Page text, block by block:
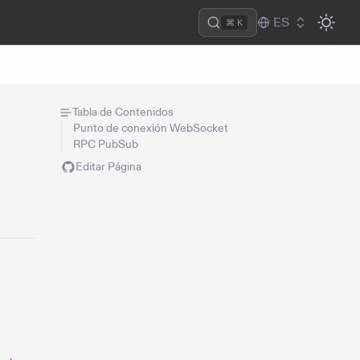
⌘ K ES
Tabla de Contenidos
Punto de conexión WebSocket
RPC PubSub
Editar Página